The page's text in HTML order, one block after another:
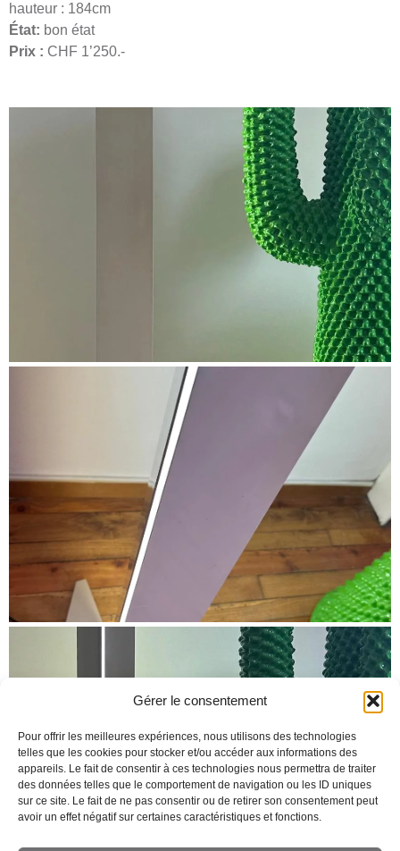
Gérer le consentement
Pour offrir les meilleures expériences, nous utilisons des technologies
telles que les cookies pour stocker et/ou accéder aux informations des
appareils. Le fait de consentir à ces technologies nous permettra de traiter
des données telles que le comportement de navigation ou les ID uniques
sur ce site. Le fait de ne pas consentir ou de retirer son consentement peut
avoir un effet négatif sur certaines caractéristiques et fonctions.
hauteur : 184cm
État: bon état
Prix : CHF 1’250.-